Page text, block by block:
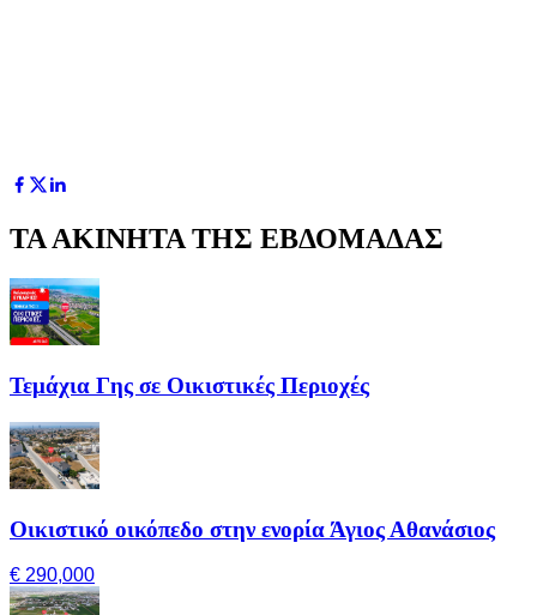
ΤΑ ΑΚΙΝΗΤΑ ΤΗΣ ΕΒΔΟΜΑΔΑΣ
Τεμάχια Γης σε Οικιστικές Περιοχές
Οικιστικό οικόπεδο στην ενορία Άγιος Αθανάσιος
€ 290,000